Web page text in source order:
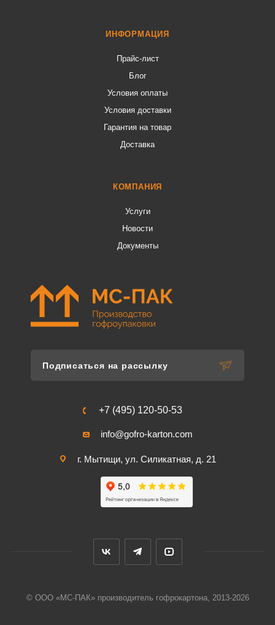
ИНФОРМАЦИЯ
Прайс-лист
Блог
Условия оплаты
Условия доставки
Гарантия на товар
Доставка
КОМПАНИЯ
Услуги
Новости
Документы
Подписаться на рассылку
+7 (495) 120-50-53
info@gofro-karton.com
г. Мытищи, ул. Силикатная, д. 21
© ООО «МС-ПАК» производитель гофрокартона, 2013-2026